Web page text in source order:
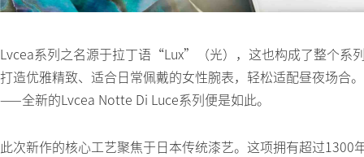
Lvcea系列之名源于拉丁语“Lux”（光），这也构成了整个系
打造优雅精致、适合日常佩戴的女性腕表，轻松适配昼夜场合
——全新的Lvcea Notte Di Luce系列便是如此。
此次新作的核心工艺聚焦于日本传统漆艺。这项拥有超过